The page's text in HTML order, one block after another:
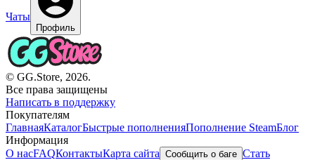
Чаты
Профиль
© GG.Store, 2026.
Все права защищены
Написать в поддержку
Покупателям
ГлавнаяКаталогБыстрые пополненияПополнение SteamБлог
Информация
О насFAQКонтактыКарта сайта Сообщить о баге Стать